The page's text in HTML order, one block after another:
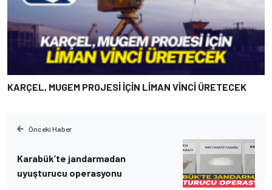
KARÇEL, MUGEM PROJESİ İÇİN LİMAN VİNCİ ÜRETECEK
Önceki Haber
Karabük’te jandarmadan
uyuşturucu operasyonu